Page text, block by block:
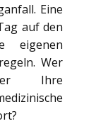
Eine
auf den
eigenen
Wer
Ihre